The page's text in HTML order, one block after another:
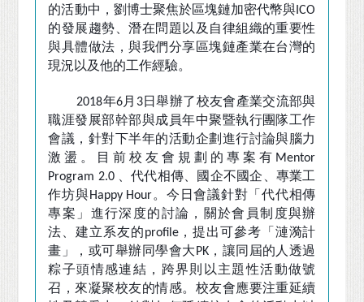
的活動中，劉博士聚焦於區塊鏈加密代幣與 ICO
的發展趨勢、潛在問題以及自律組織的重要性
與具體做法，與我們分享區塊鏈產業在台灣的
現況以及他的工作經驗。
2018年6月 3日舉辦了校友會產業交流部與
職涯發展部幹部與成員年中聚暨執行團隊工作
會議，針對下半年的活動企劃進行討論與腦力
激盪。目前校友會規劃的專案有 Mentor
Program 2.0
、代代相傳、國企不國企、專業工
作坊與Happy Hour。今日會議針對「代代相傳
專案」進行深度的討論，關於會員制度與辦
法、建立系友的profile，提出可參考「漣漪計
畫」，或可舉辦同學會大 PK，讓同屆的人透過
粽子頭情感連結，跨界則以主題性活動做號
召，來凝聚校友的情感。校友會應要注重延續